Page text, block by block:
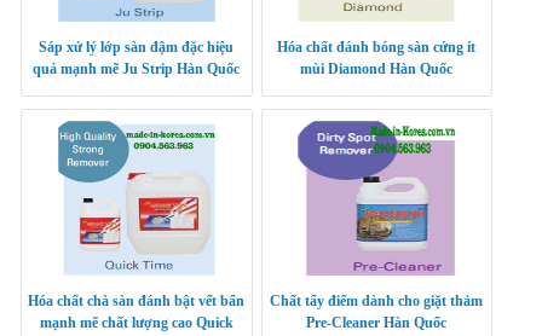
Sáp xử lý lớp sàn đậm đặc hiệu
quả mạnh mẽ Ju Strip Hàn Quốc
Hóa chất đánh bóng sàn cứng ít
mùi Diamond Hàn Quốc
Hóa chất chà sàn đánh bật vết bẩn
mạnh mẽ chất lượng cao Quick
Chất tẩy điểm dành cho giặt thảm
Pre-Cleaner Hàn Quốc